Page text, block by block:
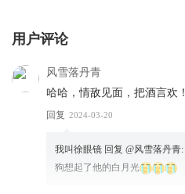
用户评论
风雪落丹青
哈哈，情敌见面，把酒言欢！
回复 2024-03-20
我叫徐眼镜 回复 @风雪落丹青:
狗想起了他的白月光